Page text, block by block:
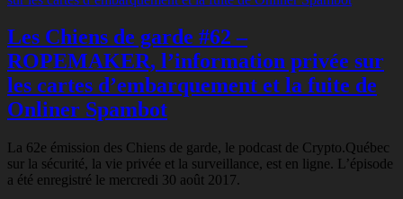
Les Chiens de garde #62 –
ROPEMAKER, l’information privée sur
les cartes d’embarquement et la fuite de
Onliner Spambot
La 62e émission des Chiens de garde, le podcast de Crypto.Québec
sur la sécurité, la vie privée et la surveillance, est en ligne. L’épisode
a été enregistré le mercredi 30 août 2017.